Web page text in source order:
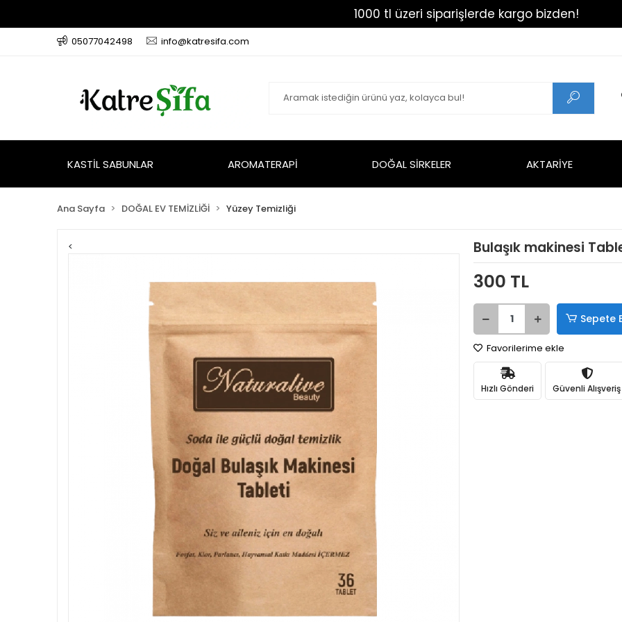
1000 tl üzeri siparişlerde kargo bizden!
05077042498 info@katresifa.com
KASTİL SABUNLAR AROMATERAPİ DOĞAL SİRKELER AKTARİYE
Ana Sayfa DOĞAL EV TEMİZLİĞİ Yüzey Temizliği
< Bulaşık makinesi
300 TL
Sepete
Favorilerime ekle
Hızlı Gönderi Güvenli Alışveriş